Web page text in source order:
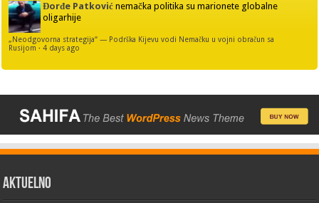
Đorđe Patković nemačka politika su marionete globalne
oligarhije
„Neodgovorna strategija“ — Podrška Kijevu vodi Nemačku u vojni obračun sa
Rusijom ·4 days ago
AKTUELNO